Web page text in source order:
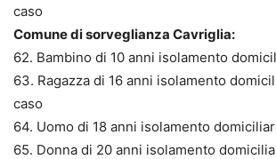
caso
Comune di sorveglianza Cavriglia:
62. Bambino di 10 anni isolamento
63. Ragazza di 16 anni isolamento
caso
64. Uomo di 18 anni isolamento
65. Donna di 20 anni isolamento